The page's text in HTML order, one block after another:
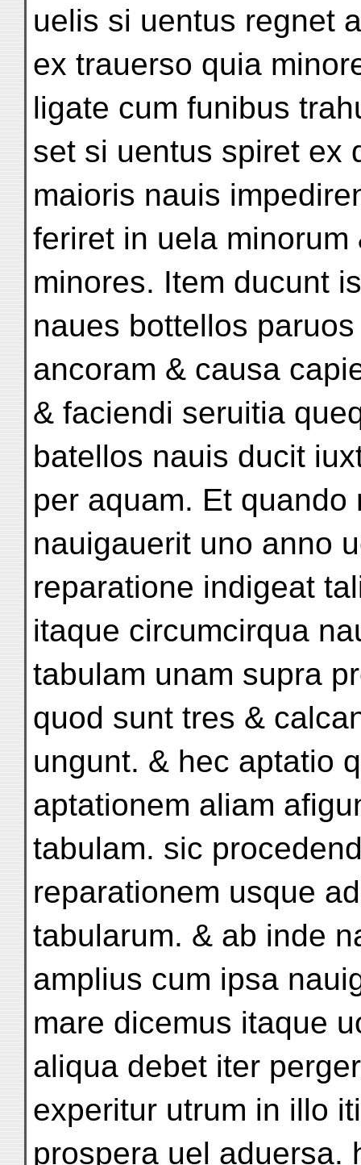
uelis si uentus regnet
ex trauerso quia
ligate cum funibus
set si uentus spiret ex
maioris nauis
feriret in uela
minores. Item ducunt
naues bottellos
ancoram & causa
& faciendi seruitia
batellos nauis ducit
per aquam. Et
nauigauerit uno anno
reparatione indigeat
itaque circumcirqua
tabulam unam supra
quod sunt tres &
ungunt. & hec aptatio
aptationem aliam
tabulam. sic
reparationem usque
tabularum. & ab inde
amplius cum ipsa
mare dicemus itaque
aliqua debet iter
experitur utrum in illo
prospera uel aduersa.